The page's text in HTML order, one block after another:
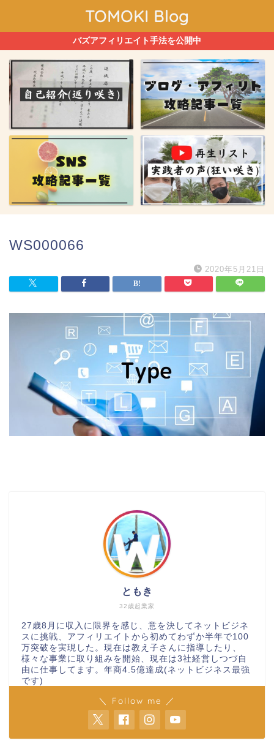
TOMOKI Blog
バズアフィリエイト手法を公開中
WS000066
2020年5月21日
32歳起業家
ともき
27歳8月に収入に限界を感じ、意を決してネットビジネ
スに挑戦、アフィリエイトから初めてわずか半年で100
万突破を実現した。現在は教え子さんに指導したり、
様々な事業に取り組みを開始、現在は3社経営しつづ自
由に仕事してます。年商4.5億達成(ネットビジネス最強
です)
＼ Follow me ／